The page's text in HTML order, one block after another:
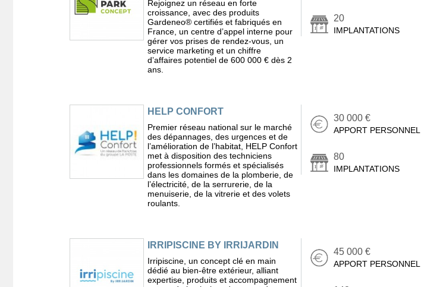
Rejoignez un réseau en forte
croissance, avec des produits
Gardeneo® certifiés et fabriqués en
France, un centre dʼappel interne pour
gérer vos prises de rendez-vous, un
service marketing et un chiffre
dʼaffaires potentiel de 600 000 € dès 2
ans.
20
IMPLANTATIONS
HELP CONFORT
Premier réseau national sur le marché
des dépannages, des urgences et de
l’amélioration de l’habitat, HELP Confort
met à disposition des techniciens
professionnels formés et spécialisés
dans les domaines de la plomberie, de
l’électricité, de la serrurerie, de la
menuiserie, de la vitrerie et des volets
roulants.
30 000 €
APPORT PERSONNEL
80
IMPLANTATIONS
IRRIPISCINE BY IRRIJARDIN
Irripiscine, un concept clé en main
dédié au bien-être extérieur, alliant
expertise, produits et accompagnement
45 000 €
APPORT PERSONNEL